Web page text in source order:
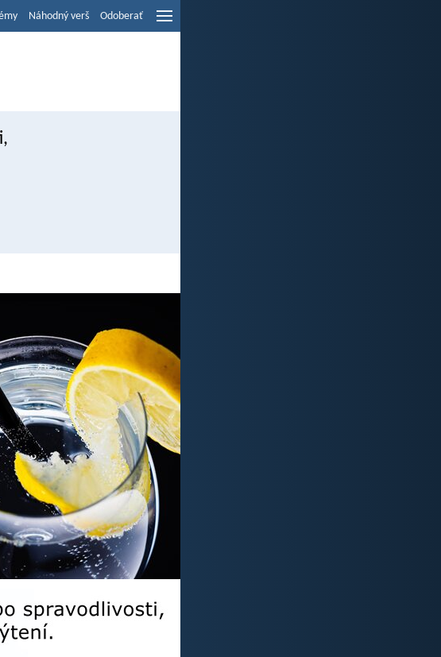
Náhodný verš Odoberať